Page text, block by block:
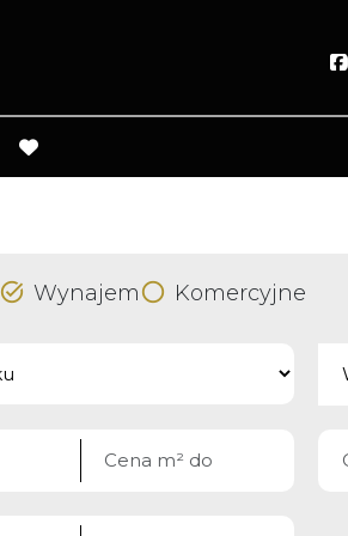
favorite
Wynajem Komercyjne